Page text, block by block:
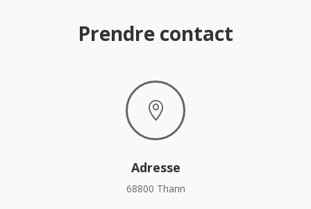
Prendre contact

Adresse
68800 Thann